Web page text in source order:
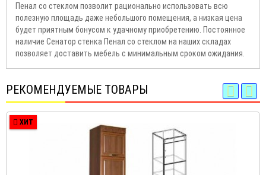
Пенал со стеклом позволит рационально использовать всю
полезную площадь даже небольшого помещения, а низкая цена
будет приятным бонусом к удачному приобретению. Постоянное
наличие Сенатор стенка Пенал со стеклом на наших складах
позволяет доставить мебель с минимальным сроком ожидания.
РЕКОМЕНДУЕМЫЕ ТОВАРЫ
ХИТ